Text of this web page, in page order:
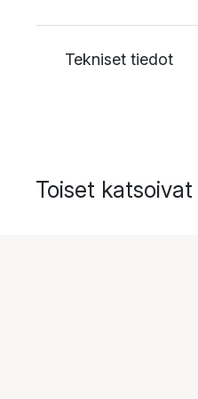
Tekniset tiedot
Toiset